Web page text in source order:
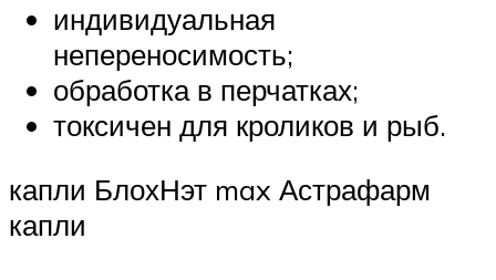
индивидуальная
непереносимость;
обработка в перчатках;
токсичен для кроликов и рыб.
капли БлохНэт max Астрафарм
капли